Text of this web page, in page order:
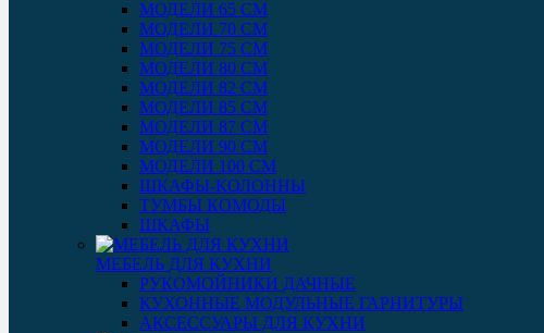
МОДЕЛИ 65 СМ
МОДЕЛИ 70 СМ
МОДЕЛИ 75 СМ
МОДЕЛИ 80 СМ
МОДЕЛИ 82 СМ
МОДЕЛИ 85 СМ
МОДЕЛИ 87 СМ
МОДЕЛИ 90 СМ
МОДЕЛИ 100 СМ
ШКАФЫ-КОЛОННЫ
ТУМБЫ КОМОДЫ
ШКАФЫ
МЕБЕЛЬ ДЛЯ КУХНИ
РУКОМОЙНИКИ ДАЧНЫЕ
КУХОННЫЕ МОДУЛЬНЫЕ ГАРНИТУРЫ
АКСЕССУАРЫ ДЛЯ КУХНИ